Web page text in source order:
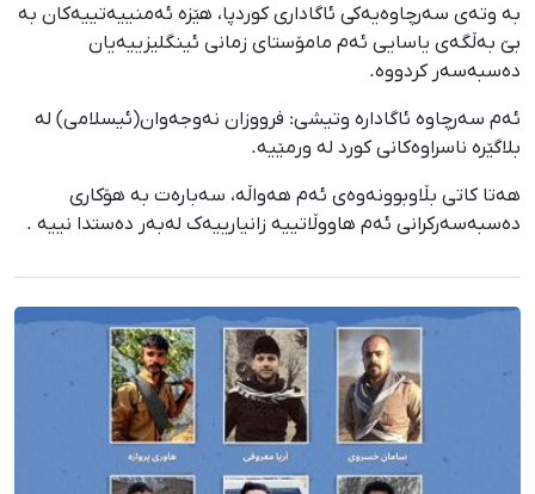
بە وتەی سەرچاوەیەکی ئاگاداری کوردپا، هێزە ئەمنییەتییەکان بە
بێ بەڵگەی یاسایی ئەم مامۆستای زمانی ئینگلیزییەیان
دەسبەسەر کردووە.
ئەم سەرچاوە ئاگادارە وتیشی: فرووزان نەوجەوان(ئیسلامی) لە
بلاگێرە ناسراوەکانی کورد لە ورمێیە.
هەتا کاتی بڵاوبوونەوەی ئەم هەواڵە، سەبارەت بە هۆکاری
دەسبەسەرکرانی ئەم هاووڵاتییە زانیارییەک لەبەر دەستدا نییە .